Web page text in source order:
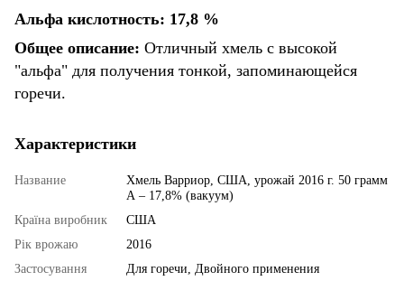
Альфа кислотность: 17,8 %
Общее описание: Отличный хмель с высокой
"альфа" для получения тонкой, запоминающейся
горечи.
Характеристики
Название
Хмель Варриор, США, урожай 2016 г. 50 грамм
А – 17,8% (вакуум)
Країна виробник
США
Рік врожаю
2016
Застосування
Для горечи, Двойного применения